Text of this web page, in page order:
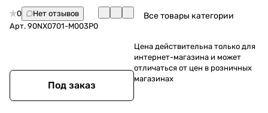
0
Нет отзывов
Арт. 90NX0701-M003P0
Под заказ
Все товары категории
Цена действительна только для
интернет-магазина и может
отличаться от цен в розничных
магазинах